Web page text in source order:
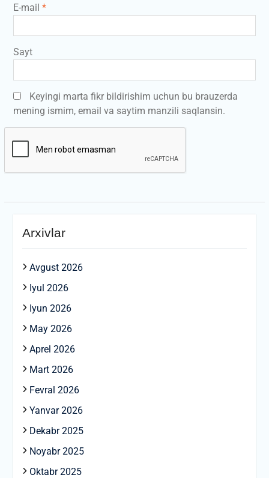
E-mail *
Sayt
Keyingi marta fikr bildirishim uchun bu brauzerda
mening ismim, email va saytim manzili saqlansin.
Arxivlar
Avgust 2026
Iyul 2026
Iyun 2026
May 2026
Aprel 2026
Mart 2026
Fevral 2026
Yanvar 2026
Dekabr 2025
Noyabr 2025
Oktabr 2025